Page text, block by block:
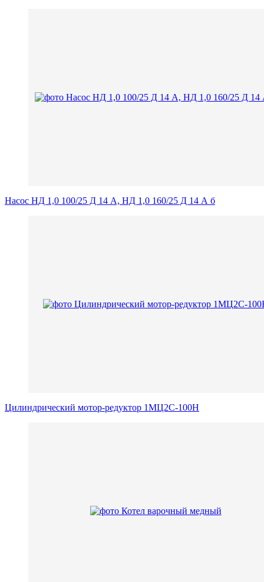
Насос НД 1,0 100/25 Д 14 А, НД 1,0 160/25 Д 14 А б
Цилиндрический мотор-редуктор 1МЦ2С-100Н